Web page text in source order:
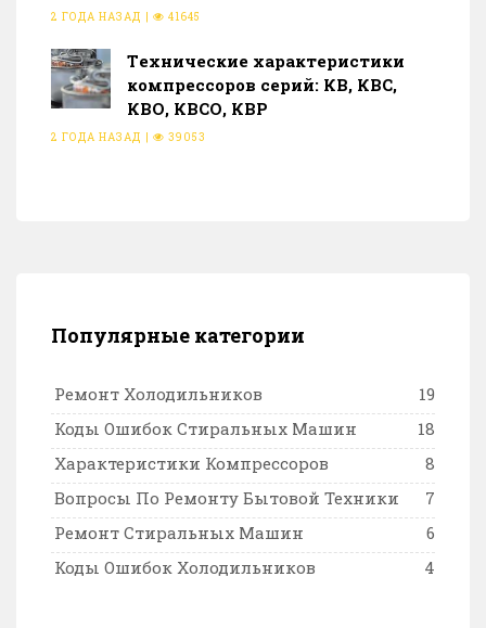
2 ГОДА НАЗАД | 41645
Тeхнические характеристики
компрессоров серий: КВ, КВС,
КВО, КВСО, КВР
2 ГОДА НАЗАД | 39053
Популярные категории
Ремонт Холодильников
19
Коды Ошибок Стиральных Машин
18
Характеристики Компрессоров
8
Вопросы По Ремонту Бытовой Техники
7
Ремонт Стиральных Машин
6
Коды Ошибок Холодильников
4